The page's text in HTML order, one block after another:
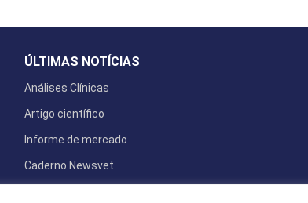
ÚLTIMAS NOTÍCIAS
Análises Clínicas
Artigo científico
Informe de mercado
Caderno Newsvet